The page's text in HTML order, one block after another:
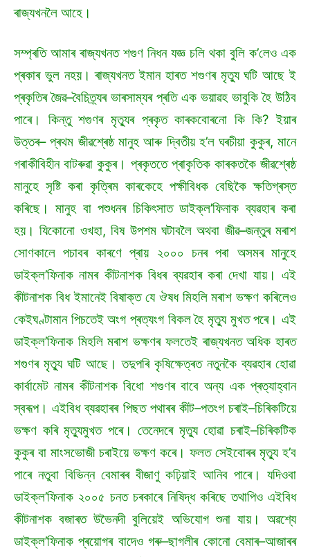
ৰাজ্যখনলৈ আহে।
সম্প্ৰতি আমাৰ ৰাজ্যখনত শগুণ নিধন যজ্ঞ চলি থকা বুলি ক’লেও এক
প্ৰকাৰ ভুল নহয়। ৰাজ্যখনত ইমান হাৰত শগুণৰ মৃত্যু ঘটি আছে ই
প্ৰকৃতিৰ জৈৱ–বৈচিত্ৰ্যৰ ভাৰসাম্যৰ প্ৰতি এক ভয়াৱহ ভাবুকি হৈ উঠিব
পাৰে। কিন্তু শগুণৰ মৃত্যুৰ প্ৰকৃত কাৰকবোৰনো কি কি? ইয়াৰ
উত্তৰ– প্ৰথম জীৱশ্ৰেষ্ঠ মানুহ আৰু দ্বিতীয় হ’ল ঘৰচীয়া কুকুৰ, মানে
গৰাকীবিহীন বাটৰুৱা কুকুৰ। প্ৰকৃততে প্ৰাকৃতিক কাৰকতকৈ জীৱশ্ৰেষ্ঠ
মানুহে সৃষ্টি কৰা কৃত্ৰিম কাৰকেহে পক্ষীবিধক বেছিকৈ ক্ষতিগ্ৰস্ত
কৰিছে। মানুহ বা পশুধনৰ চিকিৎসাত ডাইক্ল’ফিনাক ব্যৱহাৰ কৰা
হয়। যিকোনো ওখহা, বিষ উপশম ঘটাবলৈ অথবা জীৱ–জন্তুৰ মৰাশ
সোণকালে পচাবৰ কাৰণে প্ৰায় ২০০০ চনৰ পৰা অসমৰ মানুহে
ডাইক্ল’ফিনাক নামৰ কীটনাশক বিধৰ ব্যৱহাৰ কৰা দেখা যায়। এই
কীটনাশক বিধ ইমানেই বিষাক্ত যে ঔষধ মিহলি মৰাশ ভক্ষণ কৰিলেও
কেইঘণ্টামান পিচতেই অংগ প্ৰত্যংগ বিকল হৈ মৃত্যু মুখত পৰে। এই
ডাইক্ল’ফিনাক মিহলি মৰাশ ভক্ষণৰ ফলতেই ৰাজ্যখনত অধিক হাৰত
শগুণৰ মৃত্যু ঘটি আছে। তদুপৰি কৃষিক্ষেত্ৰত নতুনকৈ ব্যৱহাৰ হোৱা
কাৰ্বামেট নামৰ কীটনাশক বিধো শগুণৰ বাবে অন্য এক প্ৰত্যাহ্বান
স্বৰূপ। এইবিধ ব্যৱহাৰৰ পিছত পথাৰৰ কীট–পতংগ চৰাই–চিৰিকটিয়ে
ভক্ষণ কৰি মৃত্যুমুখত পৰে। তেনেদৰে মৃত্যু হোৱা চৰাই–চিৰিকটিক
কুকুৰ বা মাংসভোজী চৰাইয়ে ভক্ষণ কৰে। ফলত সেইবোৰৰ মৃত্যু হ’ব
পাৰে নতুবা বিভিন্ন বেমাৰৰ বীজাণু কঢ়িয়াই আনিব পাৰে। যদিওবা
ডাইক্ল’ফিনাক ২০০৫ চনত চৰকাৰে নিষিদ্ধ কৰিছে তথাপিও এইবিধ
কীটনাশক বজাৰত উভৈনদী বুলিয়েই অভিযোগ শুনা যায়। অৱশ্যে
ডাইক্ল’ফিনাক প্ৰয়োগৰ বাদেও গৰু–ছাগলীৰ কোনো বেমাৰ–আজাৰৰ